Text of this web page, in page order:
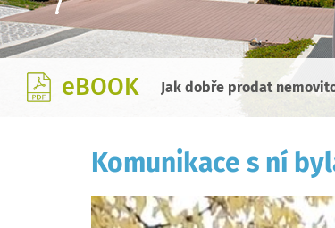
eBOOK Jak dobře prodat
Komunikace s ní